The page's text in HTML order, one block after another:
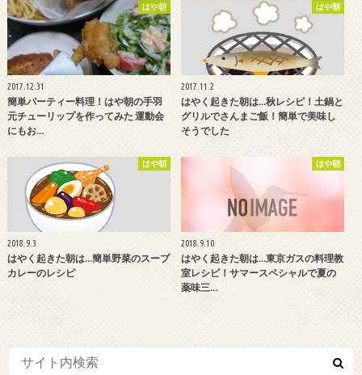
はや朝
2017.12.31
簡単パーティー料理！はや朝の手羽
元チューリップを作ってみた 運動会
にもお…
はや朝
2017.11.2
はやく起きた朝は…秋レシピ！土鍋と
グリルでさんまご飯！簡単で美味し
そうでした
はや朝
2018.9.3
はやく起きた朝は…簡単野菜のスープ
カレーのレシピ
はや朝
2018.9.10
はやく起きた朝は…東京ガスの料理教
室レシピ！サマースペシャルで夏の
薬味三…